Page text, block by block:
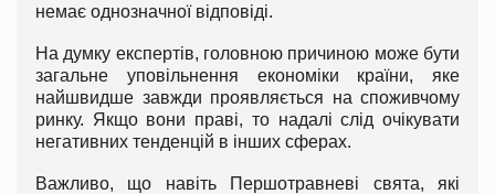
немає однозначної відповіді.
На думку експертів, головною причиною може бути
загальне уповільнення економіки країни, яке
найшвидше завжди проявляється на споживчому
ринку. Якщо вони праві, то надалі слід очікувати
негативних тенденцій в інших сферах.
Важливо, що навіть Першотравневі свята, які